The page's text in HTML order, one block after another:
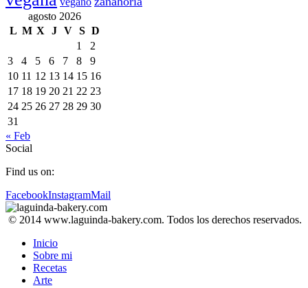
agosto 2026
L M X J V S D
1
2
3
4 5 6 7 8
9
10 11 12 13 14 15 16
17 18 19 20 21 22 23
24 25 26 27 28 29 30
31
« Feb
Social
Find us on:
FacebookInstagramMail
© 2014 www.laguinda-bakery.com. Todos los derechos reservados.
Inicio
Sobre mi
Recetas
Arte